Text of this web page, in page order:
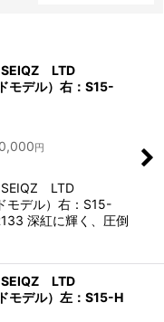
SEIQZ LTD
モデル）右：S15-
円
LTD
モデル）右：S15-
深紅に輝く、圧倒
SEIQZ LTD
モデル）左：S15-H